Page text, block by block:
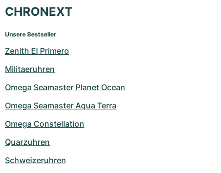
CHRONEXT
Unsere Bestseller
Zenith El Primero
Militaeruhren
Omega Seamaster Planet Ocean
Omega Seamaster Aqua Terra
Omega Constellation
Quarzuhren
Schweizeruhren